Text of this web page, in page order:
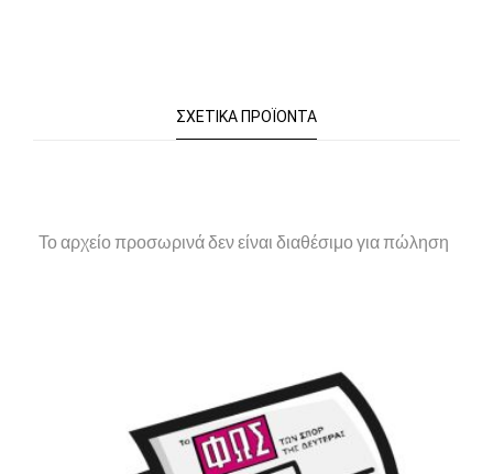
ΣΧΕΤΙΚΆ ΠΡΟΪΌΝΤΑ
Το αρχείο προσωρινά δεν είναι διαθέσιμο για πώληση